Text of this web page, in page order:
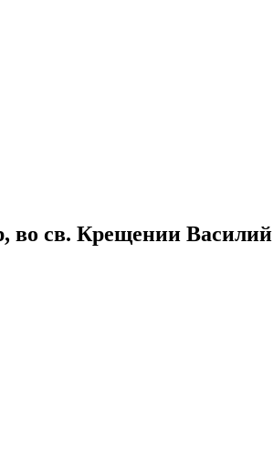
во св. Крещении Василий